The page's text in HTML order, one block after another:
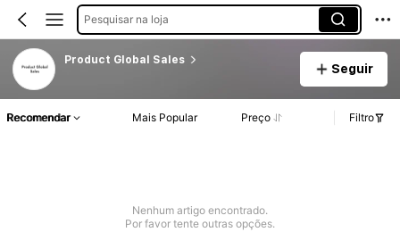
Pesquisar na loja
Product Global Sales
Seguir
Recomendar Mais Popular Preço Filtro
Nenhum artigo encontrado.
Por favor tente outras opções.